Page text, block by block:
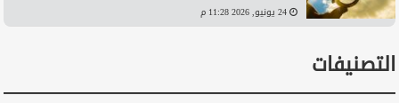
24 يونيو, 2026 11:28 م
التصنيفات